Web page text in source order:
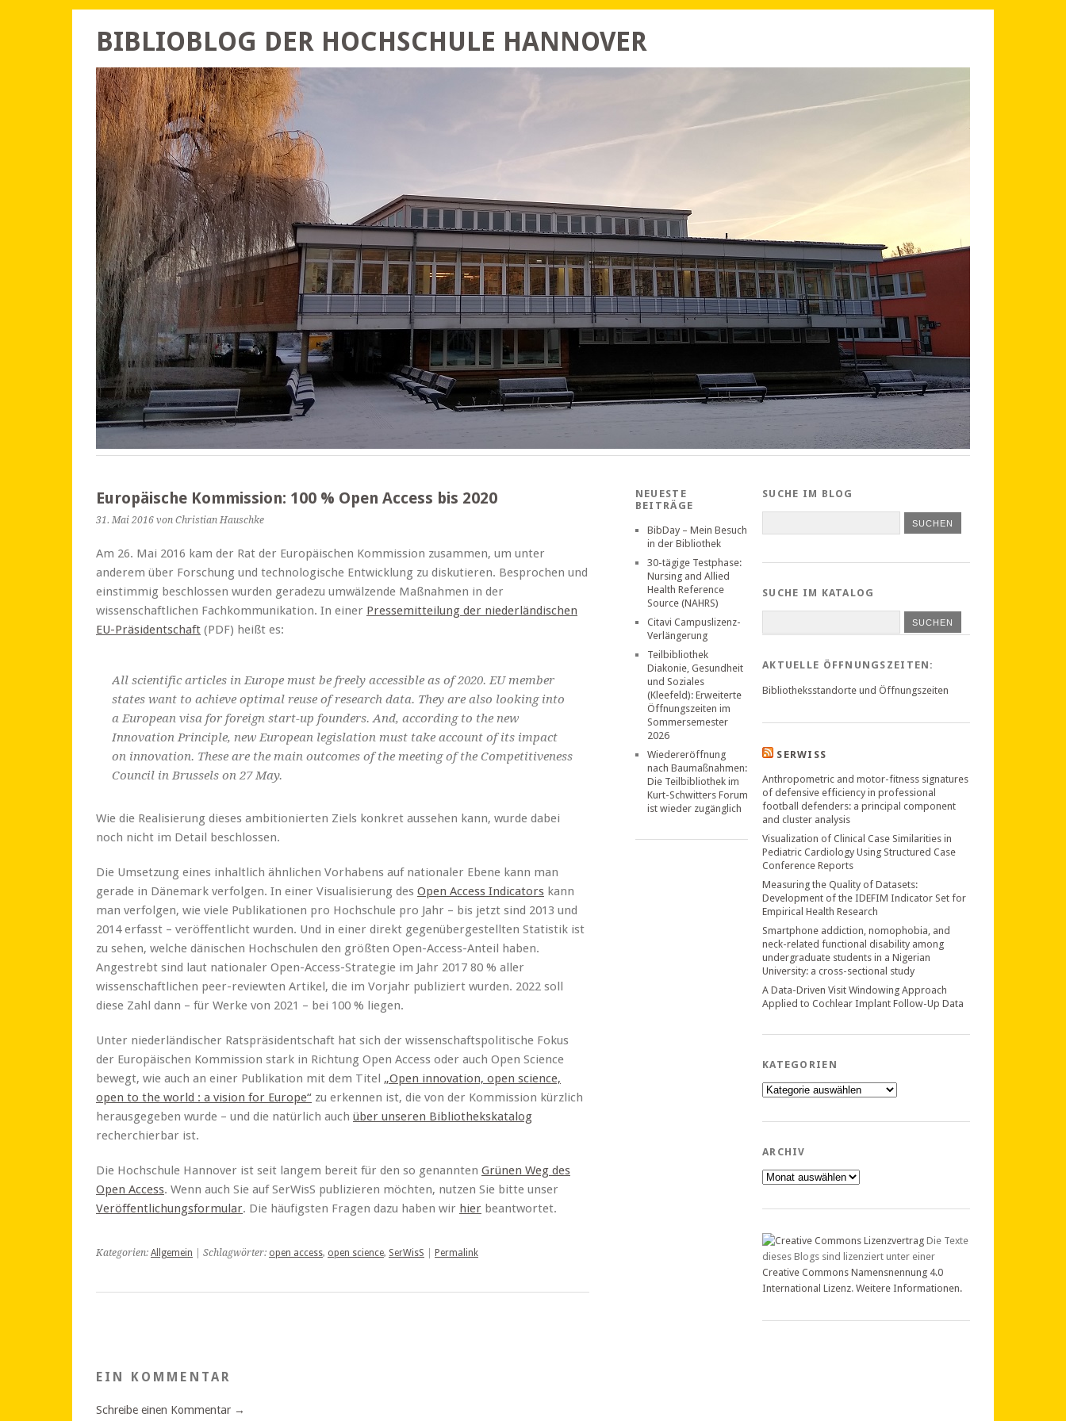
BIBLIOBLOG DER HOCHSCHULE HANNOVER
Europäische Kommission: 100 % Open Access bis 2020
31. Mai 2016 von Christian Hauschke
Am 26. Mai 2016 kam der Rat der Europäischen Kommission zusammen, um unter
anderem über Forschung und technologische Entwicklung zu diskutieren. Besprochen und
einstimmig beschlossen wurden geradezu umwälzende Maßnahmen in der
wissenschaftlichen Fachkommunikation. In einer Pressemitteilung der niederländischen
EU-Präsidentschaft (PDF) heißt es:
All scientific articles in Europe must be freely accessible as of 2020. EU member
states want to achieve optimal reuse of research data. They are also looking into
a European visa for foreign start-up founders. And, according to the new
Innovation Principle, new European legislation must take account of its impact
on innovation. These are the main outcomes of the meeting of the Competitiveness
Council in Brussels on 27 May.
Wie die Realisierung dieses ambitionierten Ziels konkret aussehen kann, wurde dabei
noch nicht im Detail beschlossen.
Die Umsetzung eines inhaltlich ähnlichen Vorhabens auf nationaler Ebene kann man
gerade in Dänemark verfolgen. In einer Visualisierung des Open Access Indicators kann
man verfolgen, wie viele Publikationen pro Hochschule pro Jahr – bis jetzt sind 2013 und
2014 erfasst – veröffentlicht wurden. Und in einer direkt gegenübergestellten Statistik ist
zu sehen, welche dänischen Hochschulen den größten Open-Access-Anteil haben.
Angestrebt sind laut nationaler Open-Access-Strategie im Jahr 2017 80 % aller
wissenschaftlichen peer-reviewten Artikel, die im Vorjahr publiziert wurden. 2022 soll
diese Zahl dann – für Werke von 2021 – bei 100 % liegen.
Unter niederländischer Ratspräsidentschaft hat sich der wissenschaftspolitische Fokus
der Europäischen Kommission stark in Richtung Open Access oder auch Open Science
bewegt, wie auch an einer Publikation mit dem Titel „Open innovation, open science,
open to the world : a vision for Europe“ zu erkennen ist, die von der Kommission kürzlich
herausgegeben wurde – und die natürlich auch über unseren Bibliothekskatalog
recherchierbar ist.
Die Hochschule Hannover ist seit langem bereit für den so genannten Grünen Weg des
Open Access. Wenn auch Sie auf SerWisS publizieren möchten, nutzen Sie bitte unser
Veröffentlichungsformular. Die häufigsten Fragen dazu haben wir hier beantwortet.
Kategorien: Allgemein | Schlagwörter: open access, open science, SerWisS Permalink
EIN KOMMENTAR
Schreibe einen Kommentar →
NEUESTE
BEITRÄGE
BibDay – Mein Besuch
in der Bibliothek
30-tägige Testphase:
Nursing and Allied
Health Reference
Source (NAHRS)
Citavi Campuslizenz-
Verlängerung
Teilbibliothek
Diakonie, Gesundheit
und Soziales
(Kleefeld): Erweiterte
Öffnungszeiten im
Sommersemester
2026
Wiedereröffnung
nach Baumaßnahmen:
Die Teilbibliothek im
Kurt-Schwitters Forum
ist wieder zugänglich
SUCHE IM BLOG
SUCHE IM KATALOG
SUCHEN
AKTUELLE ÖFFNUNGSZEITEN:
Bibliotheksstandorte und Öffnungszeiten
SERWISS
Anthropometric and motor-fitness signatures
of defensive efficiency in professional
football defenders: a principal component
and cluster analysis
Visualization of Clinical Case Similarities in
Pediatric Cardiology Using Structured Case
Conference Reports
Measuring the Quality of Datasets:
Development of the IDEFIM Indicator Set for
Empirical Health Research
Smartphone addiction, nomophobia, and
neck-related functional disability among
undergraduate students in a Nigerian
University: a cross-sectional study
A Data-Driven Visit Windowing Approach
Applied to Cochlear Implant Follow-Up Data
KATEGORIEN
Kategorien
ARCHIV
Archiv
Die Texte
dieses Blogs sind lizenziert unter einer
Creative Commons Namensnennung 4.0
International Lizenz. Weitere Informationen.